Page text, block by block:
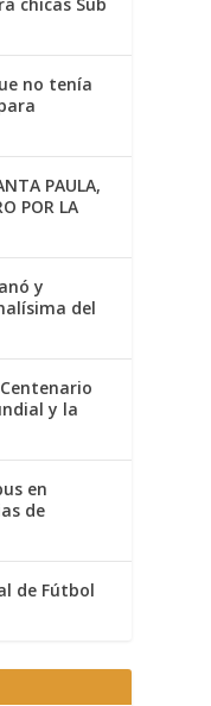
no tenía
PAULA,
POR LA
y
del
y la
en
de
de Fútbol